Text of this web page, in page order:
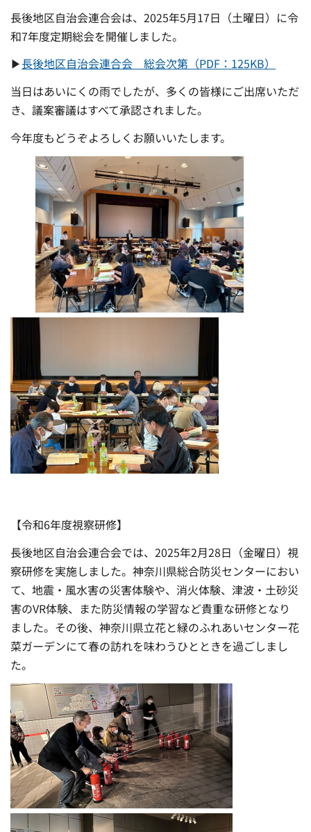
長後地区自治会連合会は、2025年5月17日（土曜日）に令
和7年度定期総会を開催しました。
▶長後地区自治会連合会 総会次第（PDF：125KB）
当日はあいにくの雨でしたが、多くの皆様にご出席いただ
き、議案審議はすべて承認されました。
今年度もどうぞよろしくお願いいたします。
【令和6年度視察研修】
長後地区自治会連合会では、2025年2月28日（金曜日）視
察研修を実施しました。神奈川県総合防災センターにおい
て、地震・風水害の災害体験や、消火体験、津波・土砂災
害のVR体験、また防災情報の学習など貴重な研修となり
ました。その後、神奈川県立花と緑のふれあいセンター花
菜ガーデンにて春の訪れを味わうひとときを過ごしまし
た。